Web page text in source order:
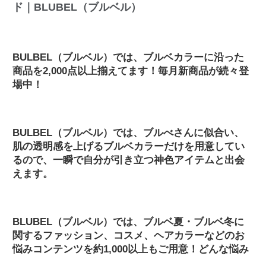
ド｜BLUBEL（ブルベル）
BULBEL（ブルベル）では、ブルベカラーに沿った
商品を2,000点以上揃えてます！毎月新商品が続々登
場中！
BULBEL（ブルベル）では、ブルべさんに似合い、
肌の透明感を上げるブルベカラーだけを用意してい
るので、一瞬で自分が引き立つ神色アイテムと出会
えます。
BLUBEL（ブルベル）では、ブルベ夏・ブルベ冬に
関するファッション、コスメ、ヘアカラーなどのお
悩みコンテンツを約1,000以上もご用意！どんな悩み